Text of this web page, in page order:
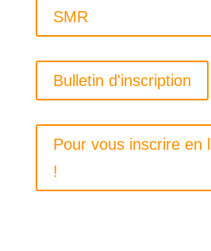
SMR
Bulletin d'inscription
Pour vous inscrire en
!